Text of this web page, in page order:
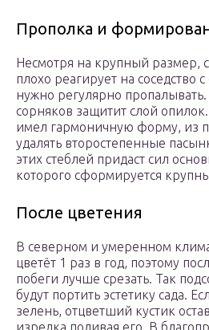
Прополка и
Несмотря на крупный размер,
плохо реагирует на соседство
нужно регулярно
сорняков защитит слой
имел гармоничную форму, из
удалять второстепенные
этих стеблей придаст сил
которого сформируется
После цветения
В северном и умеренном
цветёт 1 раз в год, поэтому
побеги лучше срезать. Так
будут портить эстетику сада.
зелень, отцветший кустик
изредка поливая его. В